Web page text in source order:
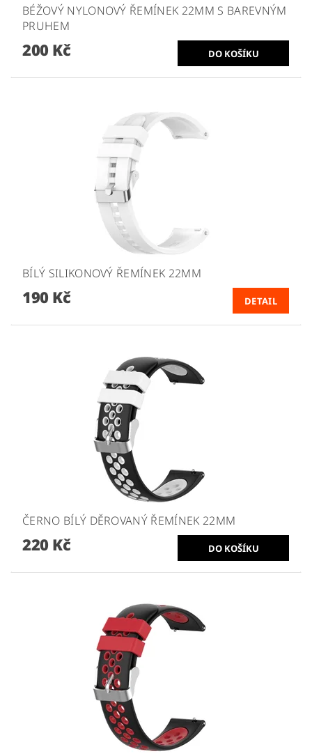
BÉŽOVÝ NYLONOVÝ ŘEMÍNEK 22MM S BAREVNÝM
PRUHEM
200 Kč
BÍLÝ SILIKONOVÝ ŘEMÍNEK 22MM
190 Kč DETAIL
ČERNO BÍLÝ DĚROVANÝ ŘEMÍNEK 22MM
220 Kč